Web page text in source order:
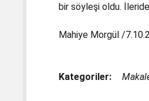
bir söyleşi oldu.
Mahiye Morgül /
Kategoriler: